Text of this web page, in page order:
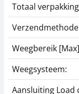
Totaal
Weegbereik
Weegsysteem:
Aansluiting Load